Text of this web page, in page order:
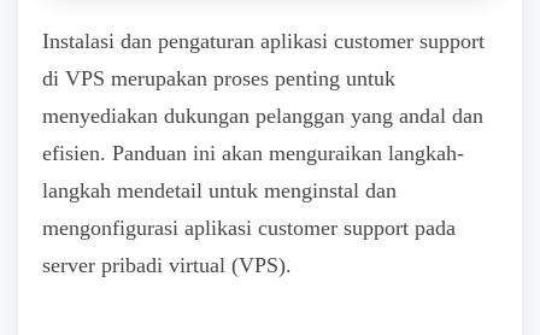
Instalasi dan pengaturan aplikasi customer support
di VPS merupakan proses penting untuk
menyediakan dukungan pelanggan yang andal dan
efisien. Panduan ini akan menguraikan langkah-
langkah mendetail untuk menginstal dan
mengonfigurasi aplikasi customer support pada
server pribadi virtual (VPS).